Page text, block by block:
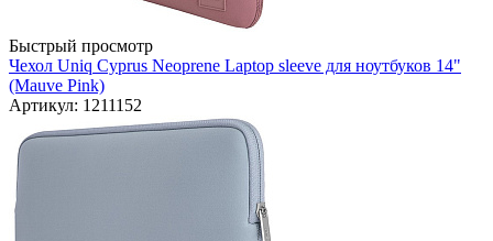
Быстрый просмотр
Чехол Uniq Cyprus Neoprene Laptop sleeve для ноутбуков 14"
(Mauve Pink)
Артикул: 1211152